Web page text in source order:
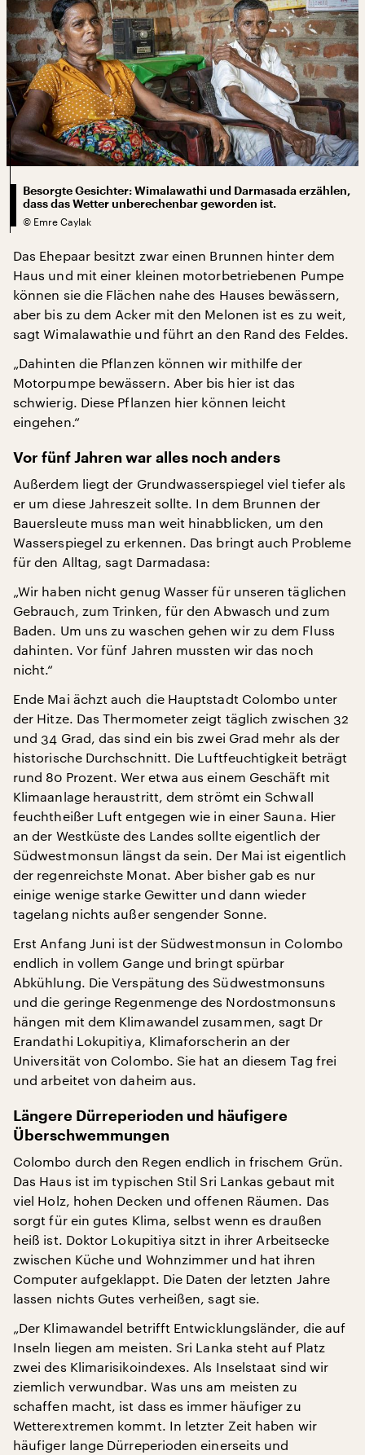
Besorgte Gesichter: Wimalawathi und Darmasada erzählen,
dass das Wetter unberechenbar geworden ist.
© Emre Caylak
Das Ehepaar besitzt zwar einen Brunnen hinter dem
Haus und mit einer kleinen motorbetriebenen Pumpe
können sie die Flächen nahe des Hauses bewässern,
aber bis zu dem Acker mit den Melonen ist es zu weit,
sagt Wimalawathie und führt an den Rand des Feldes.
„Dahinten die Pflanzen können wir mithilfe der
Motorpumpe bewässern. Aber bis hier ist das
schwierig. Diese Pflanzen hier können leicht
eingehen.“
Vor fünf Jahren war alles noch anders
Außerdem liegt der Grundwasserspiegel viel tiefer als
er um diese Jahreszeit sollte. In dem Brunnen der
Bauersleute muss man weit hinabblicken, um den
Wasserspiegel zu erkennen. Das bringt auch Probleme
für den Alltag, sagt Darmadasa:
„Wir haben nicht genug Wasser für unseren täglichen
Gebrauch, zum Trinken, für den Abwasch und zum
Baden. Um uns zu waschen gehen wir zu dem Fluss
dahinten. Vor fünf Jahren mussten wir das noch
nicht.“
Ende Mai ächzt auch die Hauptstadt Colombo unter
der Hitze. Das Thermometer zeigt täglich zwischen 32
und 34 Grad, das sind ein bis zwei Grad mehr als der
historische Durchschnitt. Die Luftfeuchtigkeit beträgt
rund 80 Prozent. Wer etwa aus einem Geschäft mit
Klimaanlage heraustritt, dem strömt ein Schwall
feuchtheißer Luft entgegen wie in einer Sauna. Hier
an der Westküste des Landes sollte eigentlich der
Südwestmonsun längst da sein. Der Mai ist eigentlich
der regenreichste Monat. Aber bisher gab es nur
einige wenige starke Gewitter und dann wieder
tagelang nichts außer sengender Sonne.
Erst Anfang Juni ist der Südwestmonsun in Colombo
endlich in vollem Gange und bringt spürbar
Abkühlung. Die Verspätung des Südwestmonsuns
und die geringe Regenmenge des Nordostmonsuns
hängen mit dem Klimawandel zusammen, sagt Dr
Erandathi Lokupitiya, Klimaforscherin an der
Universität von Colombo. Sie hat an diesem Tag frei
und arbeitet von daheim aus.
Längere Dürreperioden und häufigere
Überschwemmungen
Colombo durch den Regen endlich in frischem Grün.
Das Haus ist im typischen Stil Sri Lankas gebaut mit
viel Holz, hohen Decken und offenen Räumen. Das
sorgt für ein gutes Klima, selbst wenn es draußen
heiß ist. Doktor Lokupitiya sitzt in ihrer Arbeitsecke
zwischen Küche und Wohnzimmer und hat ihren
Computer aufgeklappt. Die Daten der letzten Jahre
lassen nichts Gutes verheißen, sagt sie.
„Der Klimawandel betrifft Entwicklungsländer, die auf
Inseln liegen am meisten. Sri Lanka steht auf Platz
zwei des Klimarisikoindexes. Als Inselstaat sind wir
ziemlich verwundbar. Was uns am meisten zu
schaffen macht, ist dass es immer häufiger zu
Wetterextremen kommt. In letzter Zeit haben wir
häufiger lange Dürreperioden einerseits und